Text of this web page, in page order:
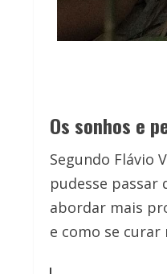
Os sonhos e
Segundo Flávio
pudesse passar
abordar mais
e como se